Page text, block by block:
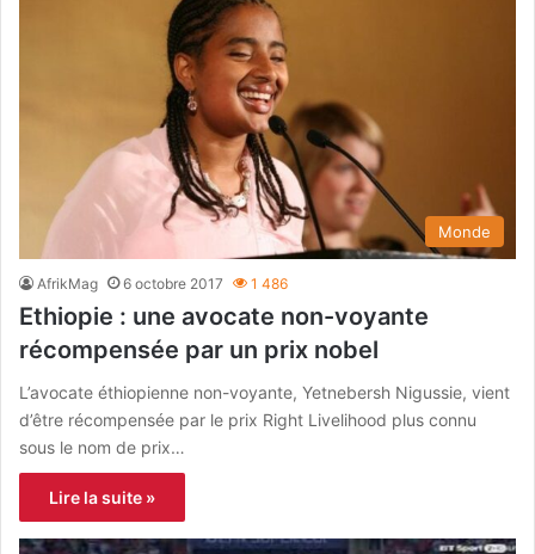
Monde
AfrikMag 6 octobre 2017 1 486
Ethiopie : une avocate non-voyante
récompensée par un prix nobel
L’avocate éthiopienne non-voyante, Yetnebersh Nigussie, vient
d’être récompensée par le prix Right Livelihood plus connu
sous le nom de prix…
Lire la suite »